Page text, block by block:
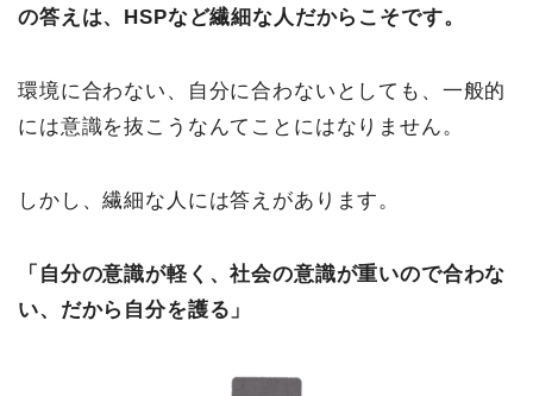
の答えは、HSPなど繊細な人だからこそです。
環境に合わない、自分に合わないとしても、一般的
には意識を抜こうなんてことにはなりません。
しかし、繊細な人には答えがあります。
「自分の意識が軽く、社会の意識が重いので合わな
い、だから自分を護る」